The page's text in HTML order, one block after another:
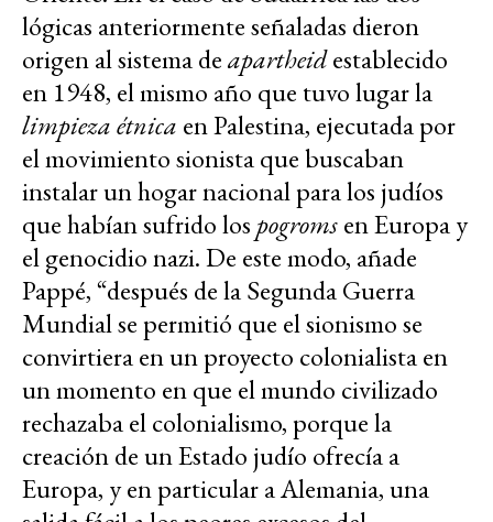
lógicas anteriormente señaladas dieron
origen al sistema deapartheidestablecido
en 1948, el mismo año que tuvo lugar la
limpieza étnica en Palestina, ejecutada por
el movimiento sionista que buscaban
instalar un hogar nacional para los judíos
que habían sufrido lospogromsen Europa y
el genocidio nazi. De este modo, añade
Pappé, “después de la Segunda Guerra
Mundial se permitió que el sionismo se
convirtiera en un proyecto colonialista en
un momento en que el mundo civilizado
rechazaba el colonialismo, porque la
creación de un Estado judío ofrecía a
Europa, y en particular a Alemania, una